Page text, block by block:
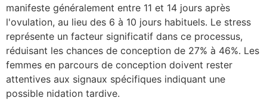
manifeste généralement entre 11 et 14 jours après
l'ovulation, au lieu des 6 à 10 jours habituels. Le stress
représente un facteur significatif dans ce processus,
réduisant les chances de conception de 27% à 46%. Les
femmes en parcours de conception doivent rester
attentives aux signaux spécifiques indiquant une
possible nidation tardive.